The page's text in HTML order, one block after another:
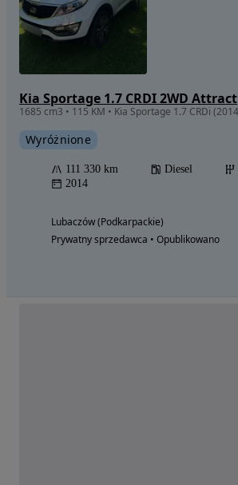
Kia Sportage 1.7 CRDI 2WD Attract
Wyróżnione
111 330 km Diesel
2014
Lubaczów (Podkarpackie)
Prywatny sprzedawca • Opublikowano